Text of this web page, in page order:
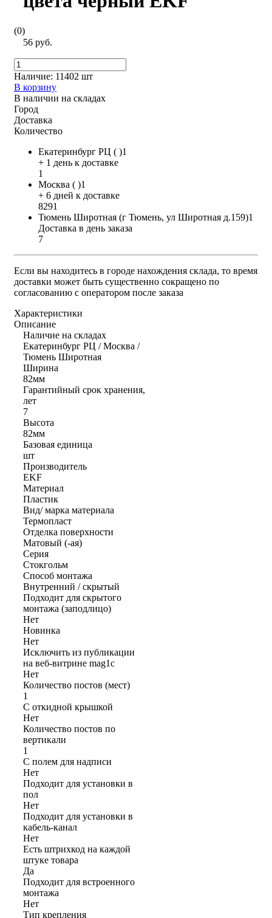
(0)
56 руб.
Наличие: 11402 шт
В корзину
В наличии на складах
Город
Доставка
Количество
Екатеринбург РЦ ( )1
+ 1 день к доставке
1
Москва ( )1
+ 6 дней к доставке
8291
Тюмень Широтная (г Тюмень, ул Широтная д.159)1
Доставка в день заказа
7
Если вы находитесь в городе нахождения склада, то время
доставки может быть существенно сокращено по
согласованию с оператором после заказа
Характеристики
Описание
Наличие на складах
Екатеринбург РЦ / Москва /
Тюмень Широтная
Ширина
82мм
Гарантийный срок хранения,
лет
7
Высота
82мм
Базовая единица
шт
Производитель
EKF
Материал
Пластик
Вид/ марка материала
Термопласт
Отделка поверхности
Матовый (-ая)
Серия
Стокгольм
Способ монтажа
Внутренний / скрытый
Подходит для скрытого
монтажа (заподлицо)
Нет
Новинка
Нет
Исключить из публикации
на веб-витрине mag1c
Нет
Количество постов (мест)
1
С откидной крышкой
Нет
Количество постов по
вертикали
1
С полем для надписи
Нет
Подходит для установки в
пол
Нет
Подходит для установки в
кабель-канал
Нет
Есть штрихкод на каждой
штуке товара
Да
Подходит для встроенного
монтажа
Нет
Тип крепления